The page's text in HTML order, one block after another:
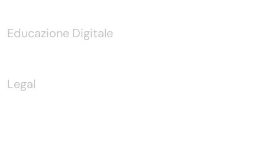
Educazione Digitale
Legal